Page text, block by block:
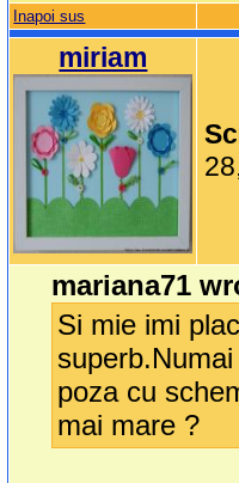
Inapoi sus
miriam
mariana71
Si mie imi
poza cu
mai mare ?